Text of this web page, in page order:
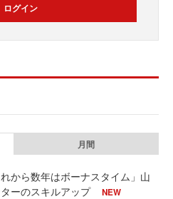
ログイン
月間
から数年はボーナスタイム」山
ーのスキルアップ
NEW